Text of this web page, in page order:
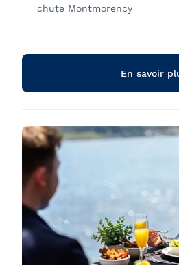
chute Montmorency
En savoir